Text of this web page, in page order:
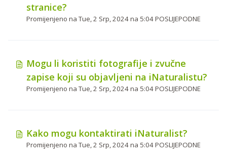
stranice?
Promijenjeno na Tue, 2 Srp, 2024 na 5:04 POSLIJEPODNE
Mogu li koristiti fotografije i zvučne
zapise koji su objavljeni na iNaturalistu?
Promijenjeno na Tue, 2 Srp, 2024 na 5:04 POSLIJEPODNE
Kako mogu kontaktirati iNaturalist?
Promijenjeno na Tue, 2 Srp, 2024 na 5:04 POSLIJEPODNE